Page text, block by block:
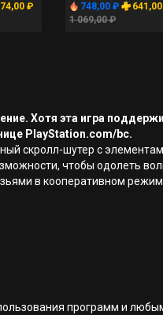
₽
748,00 ₽
1 069,00 ₽
Хотя эта игра
PlayStation.com/bc.
скролл-шутер с
чтобы одолеть
в кооперативном
программ и